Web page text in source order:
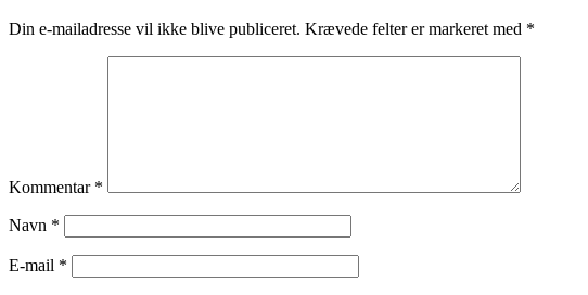
Din e-mailadresse vil ikke blive publiceret. Krævede felter er markeret med *
Kommentar *
Navn *
E-mail *